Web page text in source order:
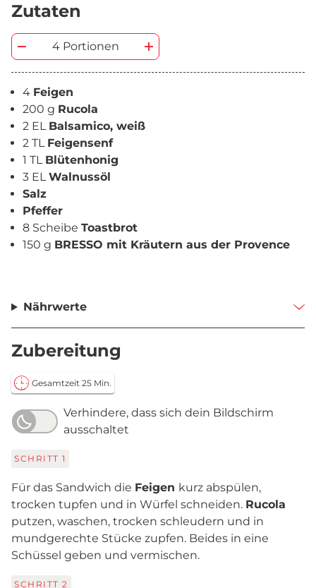
Zutaten
4 Portionen
4 Feigen
200 g Rucola
2 EL Balsamico, weiß
2 TL Feigensenf
1 TL Blütenhonig
3 ELWalnussöl
Salz
Pfeffer
8 Scheibe Toastbrot
150 g BRESSO mit Kräutern aus der Provence
Nährwerte
Zubereitung
Gesamtzeit 25 Min.
Verhindere, dass sich dein Bildschirm
ausschaltet
SCHRITT 1
Für das Sandwich die Feigen kurz abspülen,
trocken tupfen und in Würfel schneiden. Rucola
putzen, waschen, trocken schleudern und in
mundgerechte Stücke zupfen. Beides in eine
Schüssel geben und vermischen.
SCHRITT 2